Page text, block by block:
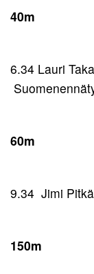
40m
6.34 Lauri
60m
9.34 Jimi
150m